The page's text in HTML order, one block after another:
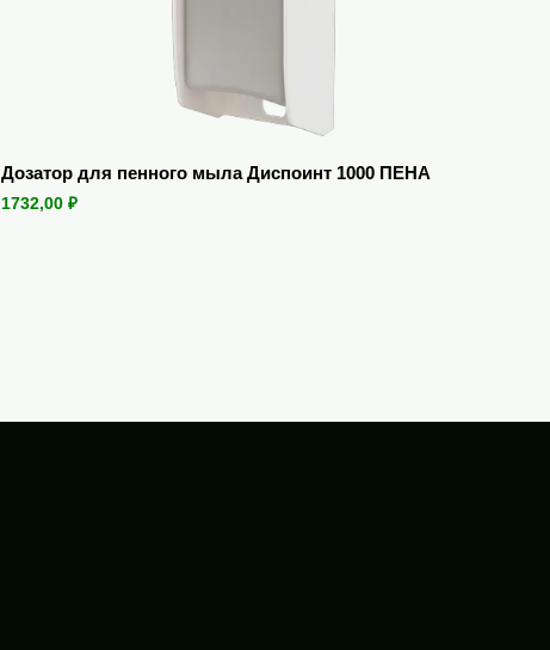
Дозатор для пенного мыла Диспоинт 1000 ПЕНА
1732,00 ₽